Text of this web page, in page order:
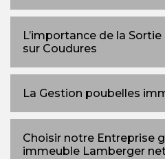
L’importance de la
sur Coudures
La Gestion poubelles
Choisir notre Entreprise
immeuble Lamberger